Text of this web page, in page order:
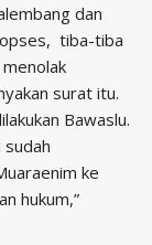
dan
tiba-tiba
surat itu.
Bawaslu.
ke
hukum,”